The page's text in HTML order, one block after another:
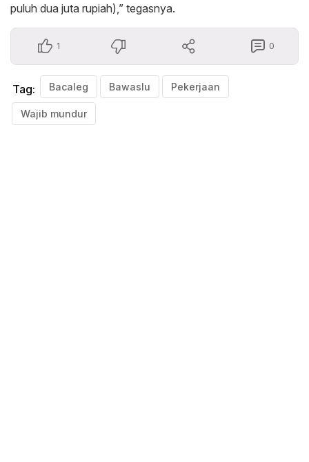
puluh dua juta rupiah),” tegasnya.
1 0
Tag: Bacaleg Bawaslu Pekerjaan
Wajib mundur